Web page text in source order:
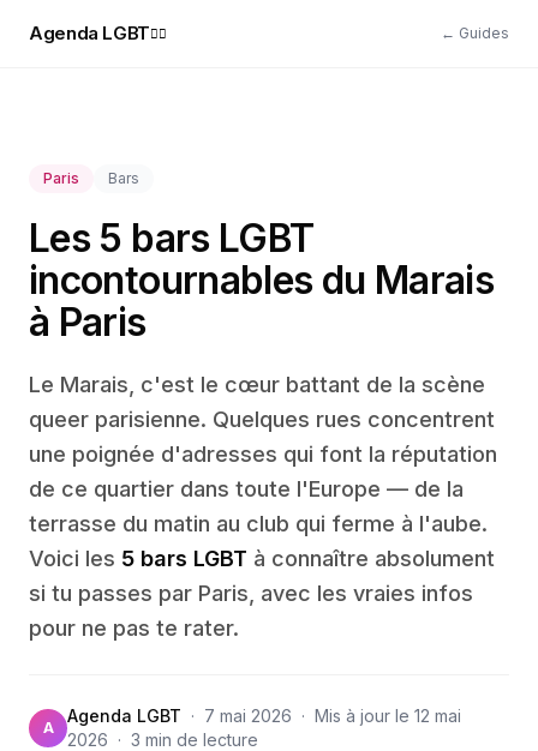
Agenda LGBT🏳️‍🌈 ← Guides
Paris Bars
Les 5 bars LGBT
incontournables du Marais
à Paris
Le Marais, c'est le cœur battant de la scène
queer parisienne. Quelques rues concentrent
une poignée d'adresses qui font la réputation
de ce quartier dans toute l'Europe — de la
terrasse du matin au club qui ferme à l'aube.
Voici les 5 bars LGBT à connaître absolument
si tu passes par Paris, avec les vraies infos
pour ne pas te rater.
A
Agenda LGBT · 7 mai 2026 · Mis à jour le 12 mai
2026 · 3 min de lecture